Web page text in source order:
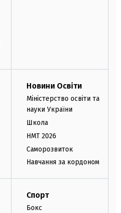
Новини Освіти
Міністерство освіти та
науки України
Школа
НМТ 2026
Саморозвиток
Навчання за кордоном
Спорт
Бокс